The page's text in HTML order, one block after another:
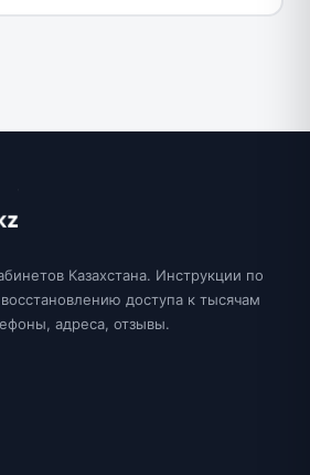
Казахстана. Инструкции по
доступа к тысячам
адреса, отзывы.